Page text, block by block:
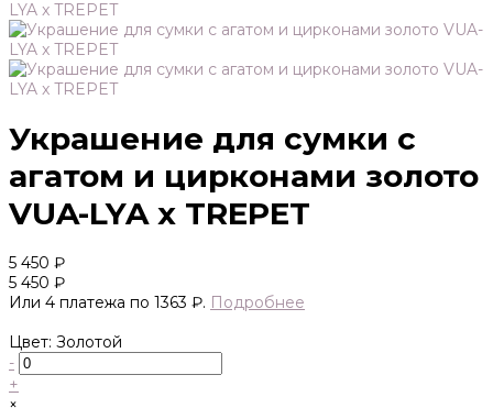
Украшение для сумки с
агатом и цирконами золото
VUA-LYA x TREPET
5 450 ₽
5 450 ₽
Или 4 платежа по 1363 ₽. Подробнее
Цвет: Золотой
-
+